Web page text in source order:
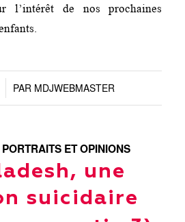
l’intérêt de nos prochaines
PAR MDJWEBMASTER
PORTRAITS ET OPINIONS
une
suicidaire